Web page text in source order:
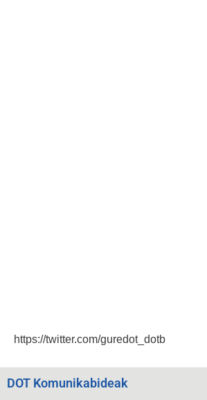
https://twitter.com/guredot_dotb
DOT Komunikabideak